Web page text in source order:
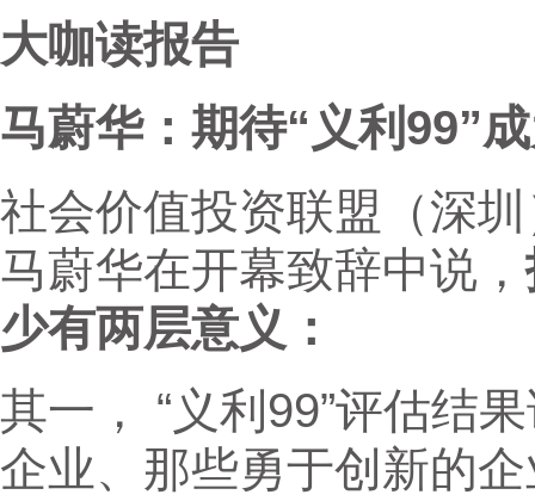
大咖读报告
马蔚华：期待“义利99”
社会价值投资联盟（深
马蔚华在开幕致辞中说，
少有两层意义：
其一， “义利99”评估结
企业、那些勇于创新的